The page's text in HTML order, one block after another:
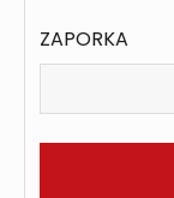
ZAPORKA